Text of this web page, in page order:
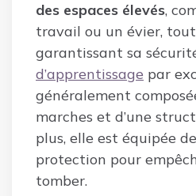
des espaces élevés,
travail ou un évier,
garantissant sa
d’apprentissage par
généralement
marches et d’une
plus, elle est équipée
protection pour
tomber.